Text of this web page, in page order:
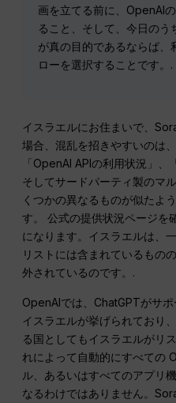
画を立てる前に、OpenAI
ること、そして、今日のう
が真の目的であるならば、
ローを選択することです。.
イスラエルにお住まいで、
場合、混乱を招きやすいのは
「OpenAI APIの利用状況」、
そしてサードパーティ製のマ
くつかの異なるものが似たよ
す。 公式の提供状況ページを
になります。イスラエルは、
リストには含まれているもの
外されているのです。.
OpenAIでは、ChatGPTがサ
イスラエルが挙げられており
る国としてもイスラエルがリ
れによって自動的にすべての
ル、あるいはすべてのアプリ
なるわけではありません。